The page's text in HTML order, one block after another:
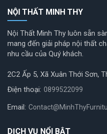
NỘI THẤT MINH THY
Nội Thất Minh Thy luôn sẵn
mang đến giải pháp nội thất
nhu cầu của Quý khách.
2C2 Ấp 5, Xã Xuân Thới Sơn,
Điện thoại: 0899522099
Email:
DỊCH VỤ NỔI BẬT